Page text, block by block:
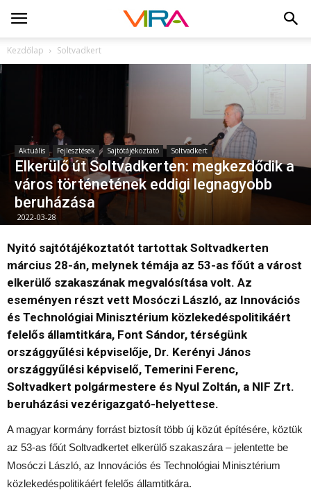
Kezdőlap Soltvadkert
Aktuális Fejlesztések Sajtótájékoztató Soltvadkert
Elkerülő út Soltvadkerten: megkezdődik a
város történetének eddigi legnagyobb
beruházása
2022-03-28
Nyitó sajtótájékoztatót tartottak Soltvadkerten
március 28-án, melynek témája az 53-as főút a várost
elkerülő szakaszának megvalósítása volt. Az
eseményen részt vett Mosóczi László, az Innovációs
és Technológiai Minisztérium közlekedéspolitikáért
felelős államtitkára, Font Sándor, térségünk
országgyűlési képviselője, Dr. Kerényi János
országgyűlési képviselő, Temerini Ferenc,
Soltvadkert polgármestere és Nyul Zoltán, a NIF Zrt.
beruházási vezérigazgató-helyettese.
A magyar kormány forrást biztosít több új közút építésére, köztük
az 53-as főút Soltvadkertet elkerülő szakaszára – jelentette be
Mosóczi László, az Innovációs és Technológiai Minisztérium
közlekedéspolitikáért felelős államtitkára.